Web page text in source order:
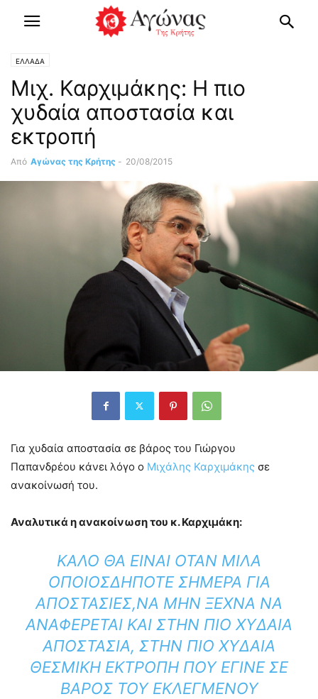
ΕΛΛΑΔΑ
Μιχ. Καρχιμάκης: Η πιο
χυδαία αποστασία και
εκτροπή
Από Αγώνας της Κρήτης - 20/08/2015
Για χυδαία αποστασία σε βάρος του Γιώργου
Παπανδρέου κάνει λόγο ο Μιχάλης Καρχιμάκης σε
ανακοίνωσή του.
Αναλυτικά η ανακοίνωση του κ. Καρχιμάκη:
ΚΑΛΌ ΘΑ ΕΊΝΑΙ ΌΤΑΝ ΜΙΛΆ
ΟΠΟΙΟΣΔΉΠΟΤΕ ΣΉΜΕΡΑ ΓΙΑ
ΑΠΟΣΤΑΣΊΕΣ,ΝΑ ΜΗΝ ΞΕΧΝΆ ΝΑ
ΑΝΑΦΈΡΕΤΑΙ ΚΑΙ ΣΤΗΝ ΠΙΟ ΧΥΔΑΊΑ
ΑΠΟΣΤΑΣΊΑ, ΣΤΗΝ ΠΙΟ ΧΥΔΑΊΑ
ΘΕΣΜΙΚΉ ΕΚΤΡΟΠΉ ΠΟΥ ΈΓΙΝΕ ΣΕ
ΒΆΡΟΣ ΤΟΥ ΕΚΛΕΓΜΈΝΟΥ